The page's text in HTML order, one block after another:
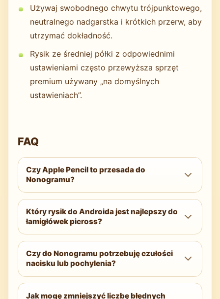
Używaj swobodnego chwytu trójpunktowego,
neutralnego nadgarstka i krótkich przerw, aby
utrzymać dokładność.
Rysik ze średniej półki z odpowiednimi
ustawieniami często przewyższa sprzęt
premium używany „na domyślnych
ustawieniach”.
FAQ
Czy Apple Pencil to przesada do
Nonogramu?
Nie. Podgląd, niskie opóźnienie i odrzucanie
dłoni realnie poprawiają dokładność i
szybkość na iPadzie, nawet jeśli czułość
nacisku nie jest używana.
Który rysik do Androida jest najlepszy do
łamigłówek picross?
Samsung S Pen w serii Galaxy Tab S to
wybór z najwyższej półki. Dla szerszej
zgodności wybierz rysik USI 2.0 zgodny z
Twoim tabletem lub Chromebookiem.
Czy do Nonogramu potrzebuję czułości
nacisku lub pochylenia?
Nie. Nonogram to wejście binarne.
Priorytetem są podgląd, odrzucanie dłoni,
Jak mogę zmniejszyć liczbę błędnych